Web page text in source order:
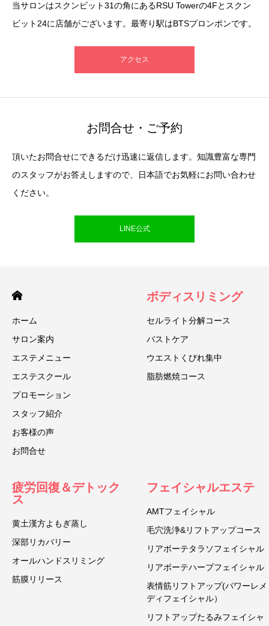
当サロンはスクンビット31の角にあるRSU Towerの4Fとスクン
ビット24に店舗がございます。最寄り駅はBTSプロンポンです。
アクセス
お問合せ・ご予約
頂いたお問合せにできるだけ迅速に返信します。知識豊富な専門
のスタッフがお答えしますので、日本語でお気軽にお問い合わせ
ください。
LINE公式
ホーム
サロン案内
エステメニュー
エステスクール
プロモーション
スタッフ紹介
お客様の声
お問合せ
ボディスリミング
セルライト分解コース
バストケア
ウエストくびれ集中
脂肪燃焼コース
疲労回復＆デトック
ス
黄土漢方よもぎ蒸し
深部リカバリー
オールハンドスリミング
筋膜リリース
フェイシャルエステ
AMTフェイシャル
毛穴洗浄&リフトアップコース
リアボーテタラソフェイシャル
リアボーテハーブフェイシャル
表情筋リフトアップ(パワーレメ
ディフェイシャル）
リフトアップたるみフェイシャ